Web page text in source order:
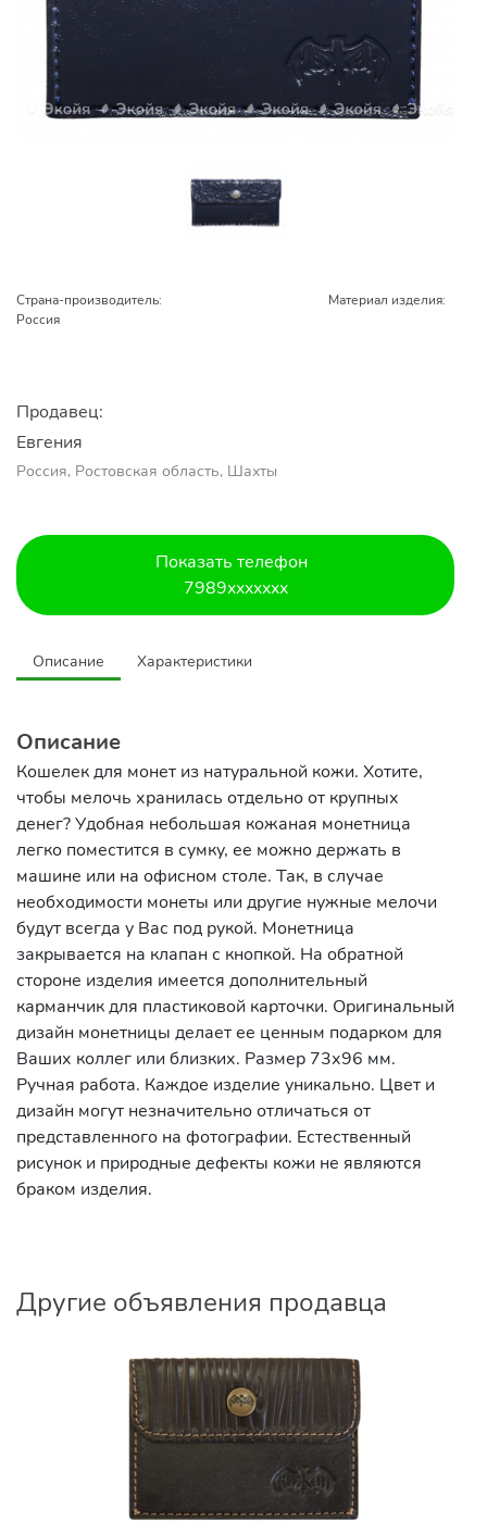
Страна-производитель:
Россия
Материал изделия:
Продавец:
Евгения
Россия, Ростовская область, Шахты
Показать телефон
7989xxxxxxx
Описание Характеристики
Описание
Кошелек для монет из натуральной кожи. Хотите,
чтобы мелочь хранилась отдельно от крупных
денег? Удобная небольшая кожаная монетница
легко поместится в сумку, ее можно держать в
машине или на офисном столе. Так, в случае
необходимости монеты или другие нужные мелочи
будут всегда у Вас под рукой. Монетница
закрывается на клапан с кнопкой. На обратной
стороне изделия имеется дополнительный
карманчик для пластиковой карточки. Оригинальный
дизайн монетницы делает ее ценным подарком для
Ваших коллег или близких. Размер 73х96 мм.
Ручная работа. Каждое изделие уникально. Цвет и
дизайн могут незначительно отличаться от
представленного на фотографии. Естественный
рисунок и природные дефекты кожи не являются
браком изделия.
Другие объявления продавца